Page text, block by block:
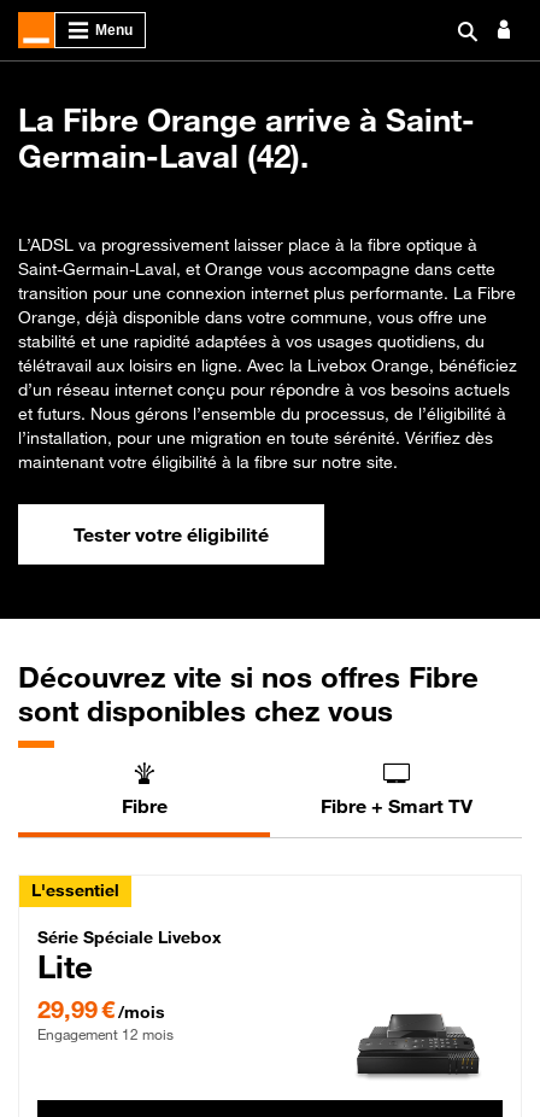
La Fibre Orange arrive à Saint-
Germain-Laval (42).
L’ADSL va progressivement laisser place à la fibre optique à
Saint-Germain-Laval, et Orange vous accompagne dans cette
transition pour une connexion internet plus performante. La Fibre
Orange, déjà disponible dans votre commune, vous offre une
stabilité et une rapidité adaptées à vos usages quotidiens, du
télétravail aux loisirs en ligne. Avec la Livebox Orange, bénéficiez
d’un réseau internet conçu pour répondre à vos besoins actuels
et futurs. Nous gérons l’ensemble du processus, de l’éligibilité à
l’installation, pour une migration en toute sérénité. Vérifiez dès
maintenant votre éligibilité à la fibre sur notre site.
Tester votre éligibilité
Découvrez vite si nos offres Fibre
sont disponibles chez vous
Fibre Fibre + Smart TV
L'essentiel
Série Spéciale Livebox Lite Fibre
Série Spéciale Livebox
Lite
29,99 €/mois
Engagement 12 mois